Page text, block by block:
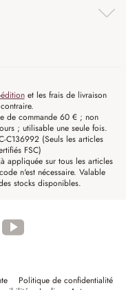
et les frais de livraison
de commande 60 € ; non
; utilisable une seule fois.
C136992 (Seuls les articles
FSC)
appliquée sur tous les articles
n'est nécessaire. Valable
stocks disponibles.
Politique de confidentialité